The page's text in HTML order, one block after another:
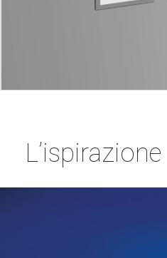
L’ispirazione